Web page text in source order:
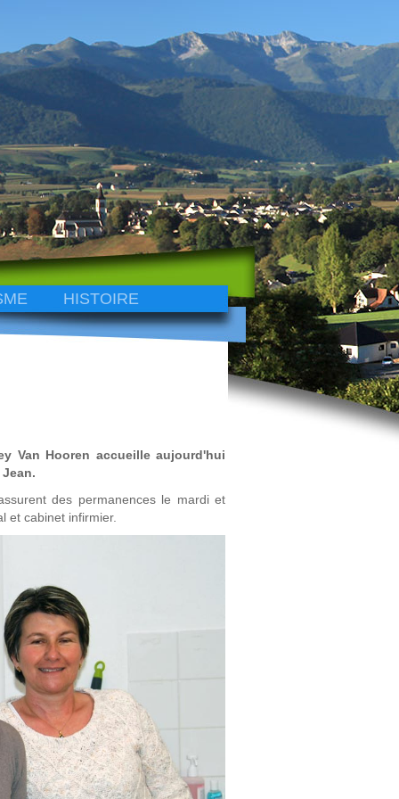
HISTOIRE
Van Hooren accueille aujourd'hui
des permanences le mardi et
et cabinet infirmier.